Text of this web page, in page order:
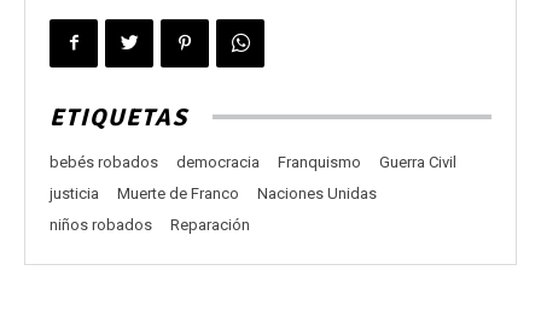
ETIQUETAS
bebés robados democracia Franquismo
Guerra Civil
justicia
Muerte de Franco
Naciones Unidas
niños robados
Reparación